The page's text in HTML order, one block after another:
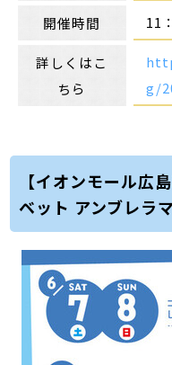
開催時間 11
詳しくはこ
ちら
g/
【イオンモール広
ベット アンブレラ